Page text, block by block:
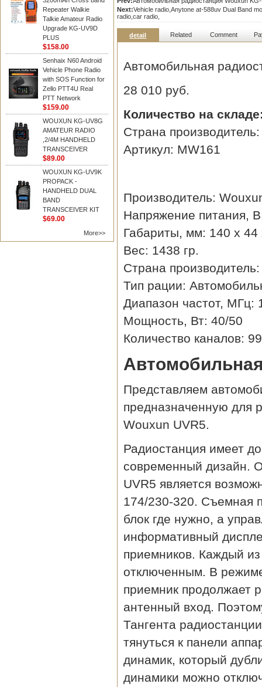
Repeater Walkie
Talkie Amateur Radio
Upgrade KG-UV9D
PLUS
$158.00
Senhaix N60 Android
Vehicle Phone Radio
with SOS Function for
Zello PTT4U Real
PTT Network
$159.00
WOUXUN KG-UV8G
AMATEUR RADIO
,2/4M HANDHELD
TRANSCEIVER
$89.00
WOUXUN KG-UV9K
PROPACK -
HANDHELD DUAL
BAND
TRANSCEIVER KIT
$69.00
More>>
Next:Vehicle radio,Anytone at-588uv Dual Band
radio,car radio,
detail Related Comment
Автомобильная
28 010 руб.
Количество на
Страна
Артикул: MW161
Производитель:
Напряжение питания, В
Габариты, мм: 140 x 44
Вес: 1438 гр.
Страна производитель
Тип рации:
Диапазон частот, МГц:
Мощность, Вт: 40/50
Количество каналов:
Представляем
предназначенную для
Wouxun UVR5.
Радиостанция имеет
современный дизайн.
UVR5 является
174/230-320. Съемная
блок где нужно, а
информативный
приемников. Каждый
отключенным. В
приемник продолжает
антенный вход.
Тангента
тянуться к панели
динамик, который
динамики можно